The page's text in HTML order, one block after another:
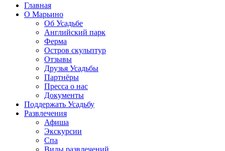
Главная
О Марьино
Об Усадьбе
Английский парк
Ферма
Остров скульптур
Отзывы
Друзья Усадьбы
Партнёры
Пресса о нас
Документы
Поддержать Усадьбу
Развлечения
Афиша
Экскурсии
Спа
Виды развлечений